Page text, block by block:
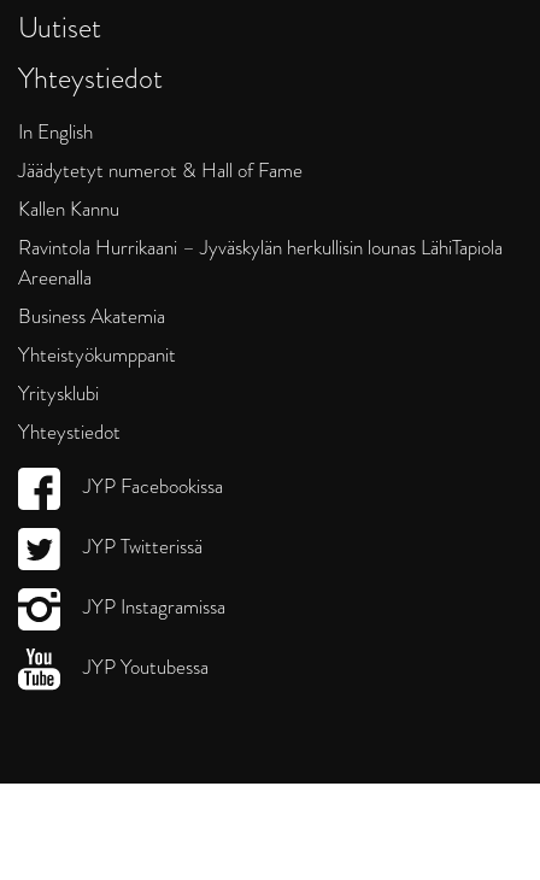
Uutiset
Yhteystiedot
In English
Jäädytetyt numerot & Hall of Fame
Kallen Kannu
Ravintola Hurrikaani – Jyväskylän herkullisin lounas LähiTapiola
Areenalla
Business Akatemia
Yhteistyökumppanit
Yritysklubi
Yhteystiedot
JYP Facebookissa
JYP Twitterissä
JYP Instagramissa
JYP Youtubessa